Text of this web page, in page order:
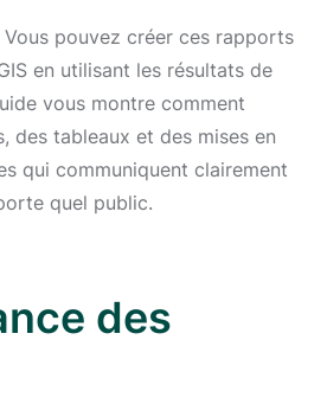
Vous pouvez créer ces rapports
en utilisant les résultats de
vous montre comment
des tableaux et des mises en
qui communiquent clairement
quel public.
des